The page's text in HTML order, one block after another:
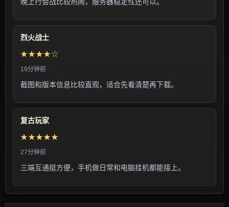
烈火战士
★★★★☆
19分钟前
截图和版本信息比较直观，适合先看清楚再下载。
复古玩家
★★★★★
27分钟前
三端互通挺方便，手机做日常和电脑挂机都能接上。